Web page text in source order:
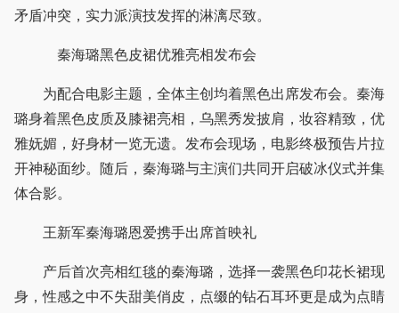
矛盾冲突，实力派演技发挥的淋漓尽致。
秦海璐黑色皮裙优雅亮相发布会
为配合电影主题，全体主创均着黑色出席发布会。秦海
璐身着黑色皮质及膝裙亮相，乌黑秀发披肩，妆容精致，优
雅妩媚，好身材一览无遗。发布会现场，电影终极预告片拉
开神秘面纱。随后，秦海璐与主演们共同开启破冰仪式并集
体合影。
王新军秦海璐恩爱携手出席首映礼
产后首次亮相红毯的秦海璐，选择一袭黑色印花长裙现
身，性感之中不失甜美俏皮，点缀的钻石耳环更是成为点睛